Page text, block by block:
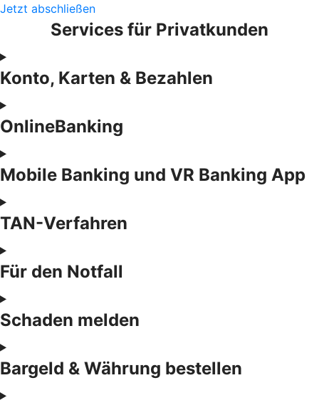
Jetzt abschließen
Services für Privatkunden
Konto, Karten & Bezahlen
OnlineBanking
Mobile Banking und VR Banking App
TAN-Verfahren
Für den Notfall
Schaden melden
Bargeld & Währung bestellen